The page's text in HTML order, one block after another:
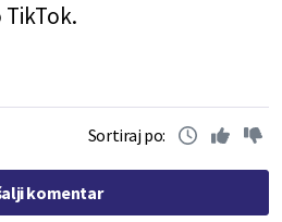
Sortiraj po:
komentar